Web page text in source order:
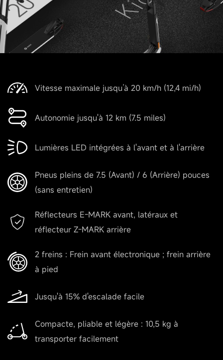
Vitesse maximale jusqu’à 20 km/h (12,4 mi/h)
Autonomie jusqu'à 12 km (7.5 miles)
Lumières LED intégrées à l'avant et à l'arrière
Pneus pleins de 7.5 (Avant) / 6 (Arrière) pouces
(sans entretien)
Réflecteurs E-MARK avant, latéraux et
réflecteur Z-MARK arrière
2 freins : Frein avant électronique ; frein arrière
à pied
Jusqu'à 15% d'escalade facile
Compacte, pliable et légère : 10,5 kg à
transporter facilement